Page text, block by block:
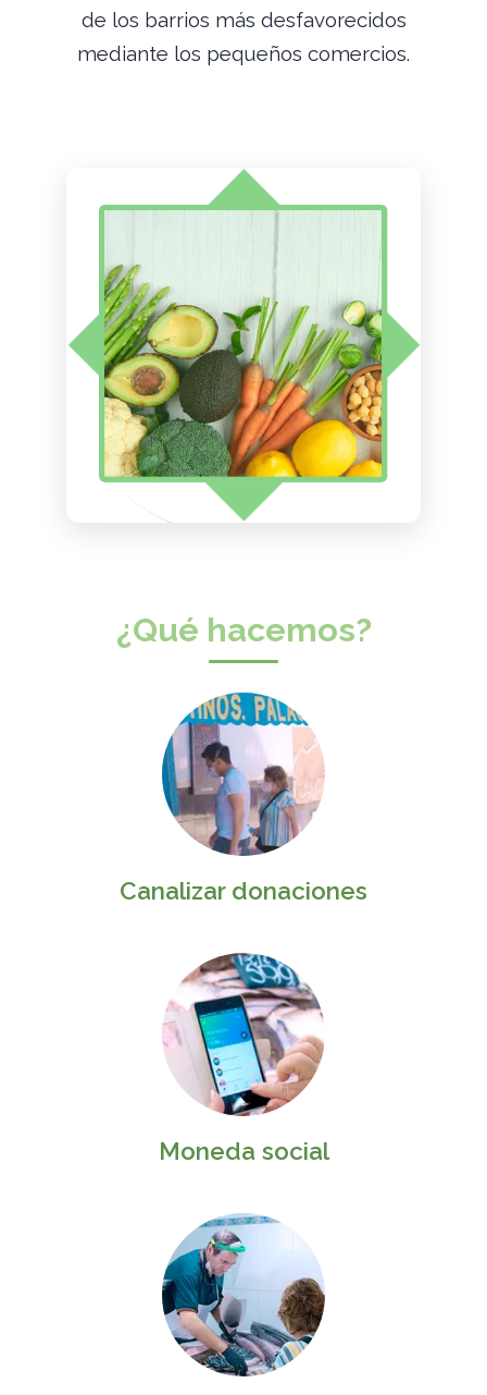
de los barrios más desfavorecidos
mediante los pequeños comercios.
¿Qué hacemos?
Canalizar donaciones
Moneda social